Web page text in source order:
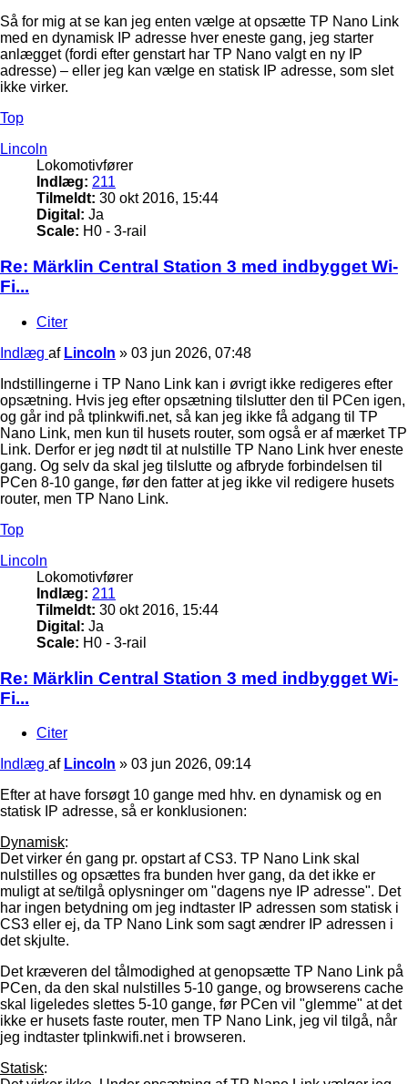
Så for mig at se kan jeg enten vælge at opsætte TP Nano Link
med en dynamisk IP adresse hver eneste gang, jeg starter
anlægget (fordi efter genstart har TP Nano valgt en ny IP
adresse) – eller jeg kan vælge en statisk IP adresse, som slet
ikke virker.
Top
Lincoln
Lokomotivfører
Indlæg: 211
Tilmeldt: 30 okt 2016, 15:44
Digital: Ja
Scale: H0 - 3-rail
Re: Märklin Central Station 3 med indbygget Wi-
Fi...
Citer
Indlæg af Lincoln » 03 jun 2026, 07:48
Indstillingerne i TP Nano Link kan i øvrigt ikke redigeres efter
opsætning. Hvis jeg efter opsætning tilslutter den til PCen igen,
og går ind på tplinkwifi.net, så kan jeg ikke få adgang til TP
Nano Link, men kun til husets router, som også er af mærket TP
Link. Derfor er jeg nødt til at nulstille TP Nano Link hver eneste
gang. Og selv da skal jeg tilslutte og afbryde forbindelsen til
PCen 8-10 gange, før den fatter at jeg ikke vil redigere husets
router, men TP Nano Link.
Top
Lincoln
Lokomotivfører
Indlæg: 211
Tilmeldt: 30 okt 2016, 15:44
Digital: Ja
Scale: H0 - 3-rail
Re: Märklin Central Station 3 med indbygget Wi-
Fi...
Citer
Indlæg af Lincoln » 03 jun 2026, 09:14
Efter at have forsøgt 10 gange med hhv. en dynamisk og en
statisk IP adresse, så er konklusionen:
Dynamisk:
Det virker én gang pr. opstart af CS3. TP Nano Link skal
nulstilles og opsættes fra bunden hver gang, da det ikke er
muligt at se/tilgå oplysninger om "dagens nye IP adresse". Det
har ingen betydning om jeg indtaster IP adressen som statisk i
CS3 eller ej, da TP Nano Link som sagt ændrer IP adressen i
det skjulte.
Det kræveren del tålmodighed at genopsætte TP Nano Link på
PCen, da den skal nulstilles 5-10 gange, og browserens cache
skal ligeledes slettes 5-10 gange, før PCen vil "glemme" at det
ikke er husets faste router, men TP Nano Link, jeg vil tilgå, når
jeg indtaster tplinkwifi.net i browseren.
Statisk: